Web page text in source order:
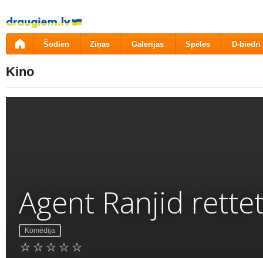
Pāriet
uz
saturu
Šodien Ziņas Galerijas Spēles D-biedri
Kino
Agent Ranjid
Komēdija